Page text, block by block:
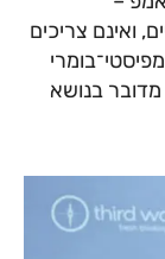
ואינם צריכים
בנושא